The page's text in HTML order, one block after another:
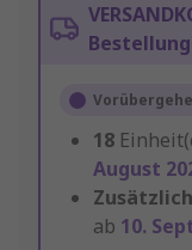
18
August
Zusätzlich
ab 10.